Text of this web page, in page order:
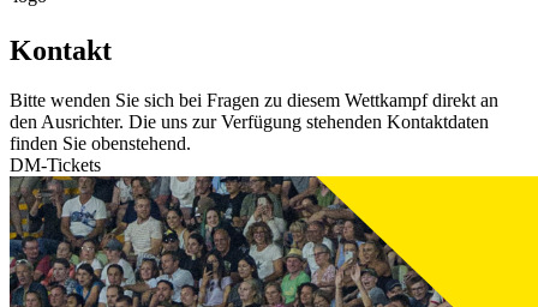
Kontakt
Bitte wenden Sie sich bei Fragen zu diesem Wettkampf direkt an
den Ausrichter. Die uns zur Verfügung stehenden Kontaktdaten
finden Sie obenstehend.
DM-Tickets